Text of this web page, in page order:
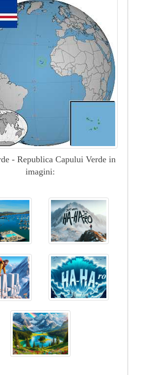
- Republica Capului Verde in
imagini: